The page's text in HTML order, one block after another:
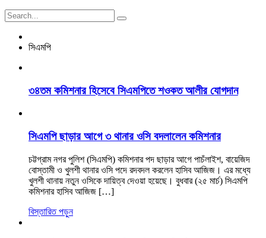
সিএমপি
৩৪তম কমিশনার হিসেবে সিএমপিতে শওকত আলীর যোগদান
সিএমপি ছাড়ার আগে ৩ থানার ওসি বদলালেন কমিশনার
চট্টগ্রাম নগর পুলিশ (সিএমপি) কমিশনার পদ ছাড়ার আগে পাচঁলাইশ, বায়েজিদ
বোস্তামী ও খুলশী থানার ওসি পদে রদবদল করলেন হাসিব আজিজ। এর মধ্যে
খুলশী থানায় নতুন ওসিকে দায়িত্ব দেওয়া হয়েছে। বুধবার (২৫ মার্চ) সিএমপি
কমিশনার হাসিব আজিজ […]
বিস্তারিত পড়ুন